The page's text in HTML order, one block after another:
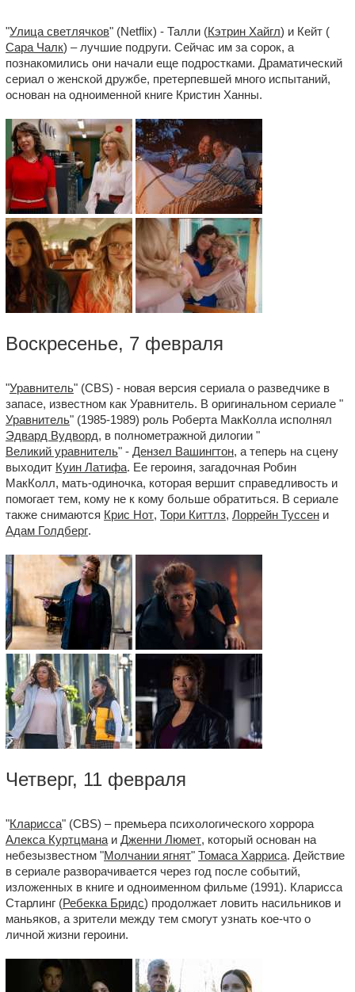
"Улица светлячков" (Netflix) - Талли (Кэтрин Хайгл) и Кейт (
Сара Чалк) – лучшие подруги. Сейчас им за сорок, а
познакомились они начали еще подростками. Драматический
сериал о женской дружбе, претерпевшей много испытаний,
основан на одноименной книге Кристин Ханны.
Воскресенье, 7 февраля
"Уравнитель" (CBS) - новая версия сериала о разведчике в
запасе, известном как Уравнитель. В оригинальном сериале "
Уравнитель" (1985-1989) роль Роберта МакКолла исполнял
Эдвард Вудворд, в полнометражной дилогии "
Великий уравнитель" - Дензел Вашингтон, а теперь на сцену
выходит Куин Латифа. Ее героиня, загадочная Робин
МакКолл, мать-одиночка, которая вершит справедливость и
помогает тем, кому не к кому больше обратиться. В сериале
также снимаются Крис Нот, Тори Киттлз, Лоррейн Туссен и
Адам Голдберг.
Четверг, 11 февраля
"Кларисса" (CBS) – премьера психологического хоррора
Алекса Куртцмана и Дженни Люмет, который основан на
небезызвестном "Молчании ягнят" Томаса Харриса. Действие
в сериале разворачивается через год после событий,
изложенных в книге и одноименном фильме (1991). Кларисса
Старлинг (Ребекка Бридс) продолжает ловить насильников и
маньяков, а зрители между тем смогут узнать кое-что о
личной жизни героини.